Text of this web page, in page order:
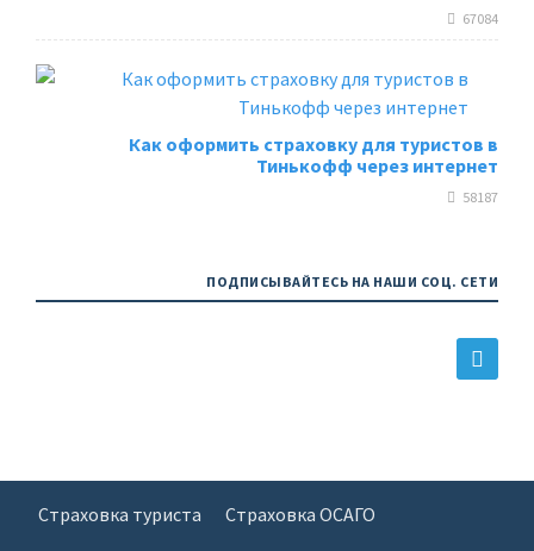
67084
Как оформить страховку для туристов в
Тинькофф через интернет
58187
ПОДПИСЫВАЙТЕСЬ НА НАШИ СОЦ. СЕТИ
Страховка туриста Страховка ОСАГО